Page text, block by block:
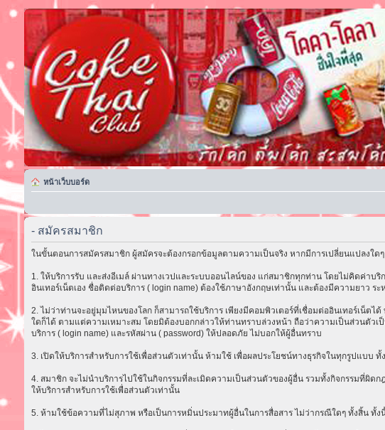
หน้าเว็บบอร์ด
- สมัครสมาชิก
ในขั้นตอนการสมัครสมาชิก ผู้สมัครจะต้องกรอกข้อมูลตามความเป็นจริง หากมีการเปลี่ยนแปลงใ
1. ให้บริการรับ และส่งอีเมล์ ผ่านทางเวปและระบบออนไลน์ของ แก่สมาชิกทุกท่าน โดยไม่คิดค่า
อินเทอร์เน็ตเอง ชื่อติดต่อบริการ ( login name) ต้องใช้ภาษาอังกฤษเท่านั้น และต้องมีความยาว ร
2. ไม่ว่าท่านจะอยู่มุมไหนของโลก ก็สามารถใช้บริการ เพียงมีคอมพิวเตอร์ที่เชื่อมต่ออินเทอร์เน็
ใดก็ได้ ตามแต่ความเหมาะสม โดยมิต้องบอกกล่าวให้ท่านทราบล่วงหน้า ถือว่าความเป็นส่วนตัว
บริการ ( login name) และรหัสผ่าน ( password) ให้ปลอดภัย ไม่บอกให้ผู้อื่นทราบ
3. เปิดให้บริการสำหรับการใช้เพื่อส่วนตัวเท่านั้น ห้ามใช้ เพื่อผลประโยชน์ทางธุรกิจในทุกรูปแบ
4. สมาชิก จะไม่นำบริการไปใช้ในกิจกรรมที่ละเมิดความเป็นส่วนตัวของผู้อื่น รวมทั้งกิจกรรมที่ผิ
ให้บริการสำหรับการใช้เพื่อส่วนตัวเท่านั้น
5. ห้ามใช้ข้อความที่ไม่สุภาพ หรือเป็นการหมิ่นประมาทผู้อื่นในการสื่อสาร ไม่ว่ากรณีใดๆ ทั้งสิ้น ทั้ง